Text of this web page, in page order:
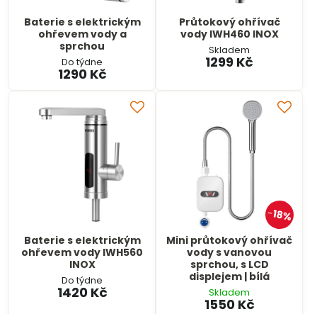
Baterie s elektrickým
ohřevem vody a
sprchou
Do týdne
1290 Kč
Průtokový ohřívač
vody IWH460 INOX
Skladem
1299 Kč
Baterie s elektrickým
ohřevem vody IWH560
INOX
Do týdne
1420 Kč
18%
Mini průtokový ohřívač
vody s vanovou
sprchou, s LCD
displejem | bílá
Skladem
1550 Kč